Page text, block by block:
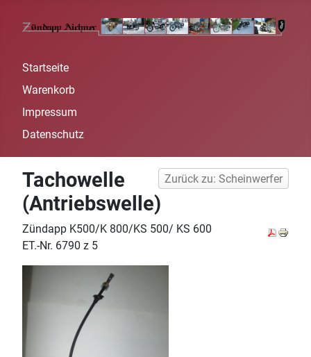
Startseite
Warenkorb
Impressum
Datenschutz
Zurück zu: Scheinwerfer
Tachowelle
(Antriebswelle)
Zündapp K500/K 800/KS 500/ KS 600
ET.-Nr. 6790 z 5